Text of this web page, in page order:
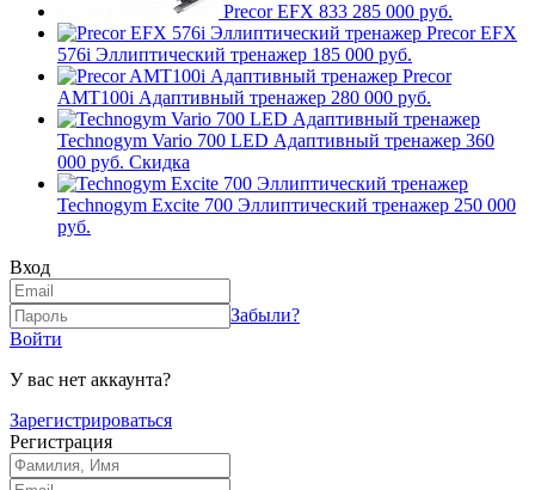
Precor EFX 833 285 000 руб.
Precor EFX
576i Эллиптический тренажер 185 000 руб.
Precor
AMT100i Адаптивный тренажер 280 000 руб.
Technogym Vario 700 LED Адаптивный тренажер 360
000 руб. Скидка
Technogym Excite 700 Эллиптический тренажер 250 000
руб.
Вход
Забыли?
Войти
У вас нет аккаунта?
Зарегистрироваться
Регистрация